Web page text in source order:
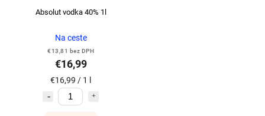
Absolut vodka 40% 1l
Na ceste
€13,81 bez DPH
€16,99
€16,99 / 1 l